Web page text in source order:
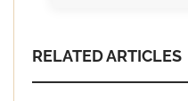
RELATED ARTICLES